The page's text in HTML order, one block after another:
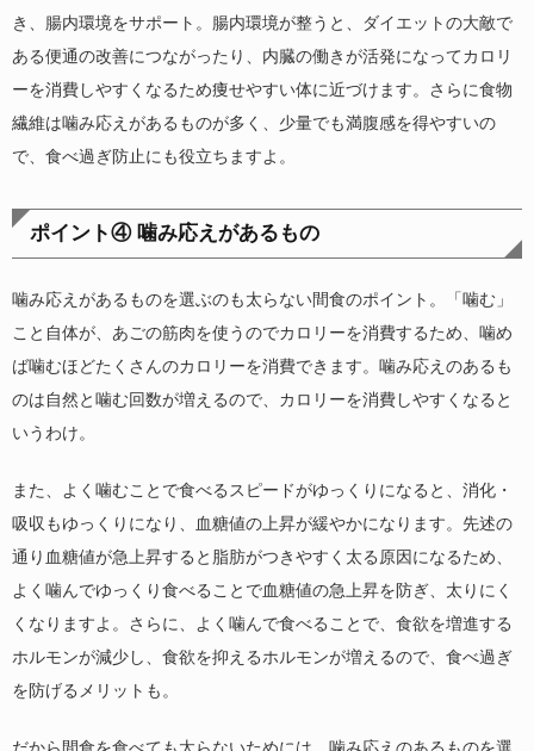
き、腸内環境をサポート。腸内環境が整うと、ダイエットの大敵で
ある便通の改善につながったり、内臓の働きが活発になってカロリ
ーを消費しやすくなるため痩せやすい体に近づけます。さらに食物
繊維は噛み応えがあるものが多く、少量でも満腹感を得やすいの
で、食べ過ぎ防止にも役立ちますよ。
ポイント④ 噛み応えがあるもの
噛み応えがあるものを選ぶのも太らない間食のポイント。「噛む」
こと自体が、あごの筋肉を使うのでカロリーを消費するため、噛め
ば噛むほどたくさんのカロリーを消費できます。噛み応えのあるも
のは自然と噛む回数が増えるので、カロリーを消費しやすくなると
いうわけ。
また、よく噛むことで食べるスピードがゆっくりになると、消化・
吸収もゆっくりになり、血糖値の上昇が緩やかになります。先述の
通り血糖値が急上昇すると脂肪がつきやすく太る原因になるため、
よく噛んでゆっくり食べることで血糖値の急上昇を防ぎ、太りにく
くなりますよ。さらに、よく噛んで食べることで、食欲を増進する
ホルモンが減少し、食欲を抑えるホルモンが増えるので、食べ過ぎ
を防げるメリットも。
だから間食を食べても太らないためには、噛み応えのあるものを選